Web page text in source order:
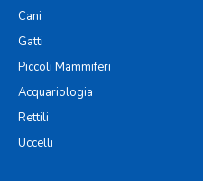
Cani
Gatti
Piccoli Mammiferi
Acquariologia
Rettili
Uccelli